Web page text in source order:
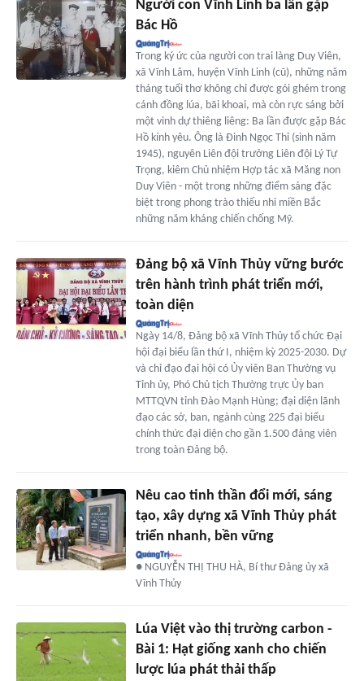
Người con Vĩnh Linh ba lần gặp
Bác Hồ
Trong ký ức của người con trai làng Duy Viên,
xã Vĩnh Lâm, huyện Vĩnh Linh (cũ), những năm
tháng tuổi thơ không chỉ được gói ghém trong
cánh đồng lúa, bãi khoai, mà còn rực sáng bởi
một vinh dự thiêng liêng: Ba lần được gặp Bác
Hồ kính yêu. Ông là Đinh Ngọc Thỉ (sinh năm
1945), nguyên Liên đội trưởng Liên đội Lý Tự
Trọng, kiêm Chủ nhiệm Hợp tác xã Măng non
Duy Viên - một trong những điểm sáng đặc
biệt trong phong trào thiếu nhi miền Bắc
những năm kháng chiến chống Mỹ.
Đảng bộ xã Vĩnh Thủy vững bước
trên hành trình phát triển mới,
toàn diện
Ngày 14/8, Đảng bộ xã Vĩnh Thủy tổ chức Đại
hội đại biểu lần thứ I, nhiệm kỳ 2025-2030. Dự
và chỉ đạo đại hội có Ủy viên Ban Thường vụ
Tỉnh ủy, Phó Chủ tịch Thường trực Ủy ban
MTTQVN tỉnh Đào Mạnh Hùng; đại diện lãnh
đạo các sở, ban, ngành cùng 225 đại biểu
chính thức đại diện cho gần 1.500 đảng viên
trong toàn Đảng bộ.
Nêu cao tinh thần đổi mới, sáng
tạo, xây dựng xã Vĩnh Thủy phát
triển nhanh, bền vững
● NGUYỄN THỊ THU HÀ, Bí thư Đảng ủy xã
Vĩnh Thủy
Lúa Việt vào thị trường carbon -
Bài 1: Hạt giống xanh cho chiến
lược lúa phát thải thấp